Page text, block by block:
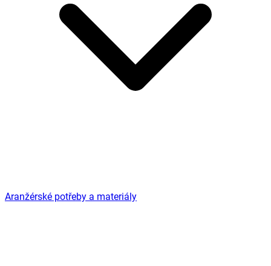
Aranžérské potřeby a materiály